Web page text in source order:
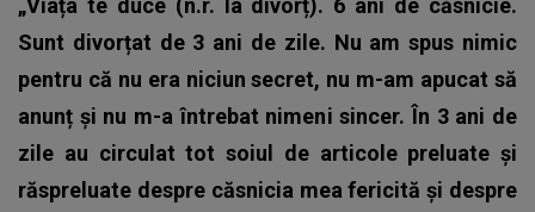
Sunt divorțat de 3 ani de zile. Nu am spus nimic
pentru că nu era niciun secret, nu m-am apucat să
anunț și nu m-a întrebat nimeni sincer. În 3 ani de
zile au circulat tot soiul de articole preluate și
răspreluate despre căsnicia mea fericită și despre